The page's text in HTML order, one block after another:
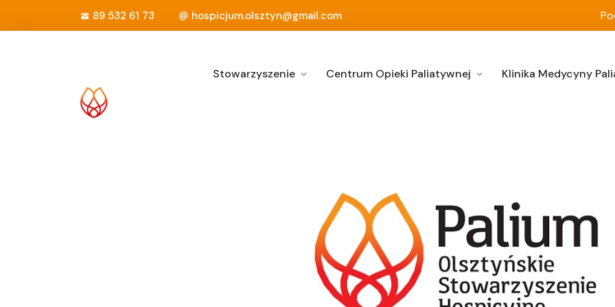
89 532 61 73 hospicjum.olsztyn@gmail.com
Stowarzyszenie Centrum Opieki Paliatywnej Klinika Medycyny